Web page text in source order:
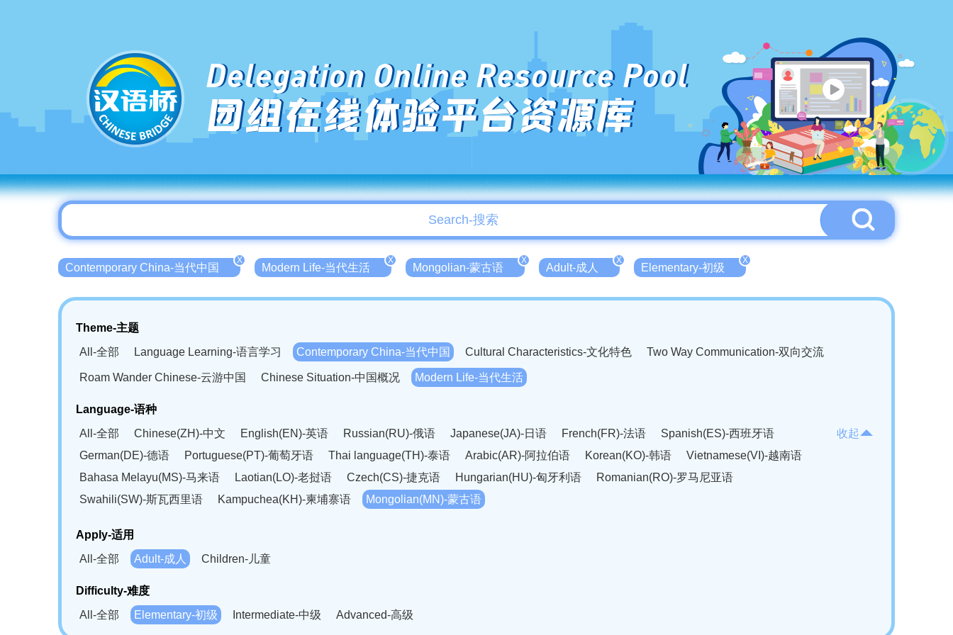
Delegation Online Resource Pool
团组在线体验平台资源库
Contemporary China-当代中国
X
Modern Life-当代生活
X
Mongolian-蒙古语
X
Adult-成人
X
Elementary-初级
X
Theme-主题
All-全部
Language Learning-语言学习 Contemporary China-当代中国 Cultural Characteristics-文化特色 Two Way Communication-双向交流
Roam Wander Chinese-云游中国 Chinese Situation-中国概况 Modern Life-当代生活
Language-语种
All-全部
Chinese(ZH)-中文 English(EN)-英语 Russian(RU)-俄语 Japanese(JA)-日语 French(FR)-法语
Spanish(ES)-西班牙语
German(DE)-德语
Portuguese(PT)-葡萄牙语 Thai language(TH)-泰语 Arabic(AR)-阿拉伯语 Korean(KO)-韩语
Vietnamese(VI)-越南语
Bahasa Melayu(MS)-马来语
Laotian(LO)-老挝语 Czech(CS)-捷克语 Hungarian(HU)-匈牙利语
Romanian(RO)-罗马尼亚语
Swahili(SW)-斯瓦西里语
Kampuchea(KH)-柬埔寨语 Mongolian(MN)-蒙古语
收起
Apply-适用
All-全部
Adult-成人 Children-儿童
Difficulty-难度
All-全部
Elementary-初级 Intermediate-中级 Advanced-高级